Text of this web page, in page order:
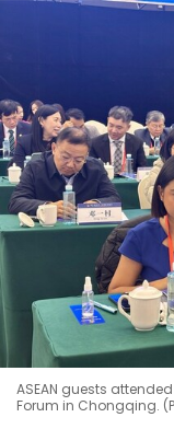
ASEAN guests
Forum in Chongqing.